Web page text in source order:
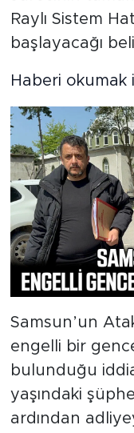
Raylı Sistem
başlayacağı
Haberi okumak
Samsun’un
engelli bir
bulunduğu
yaşındaki
ardından